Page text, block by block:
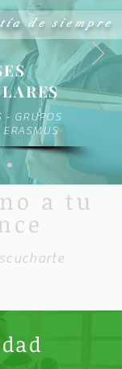
- GRUPOS
ERASMUS
de siempre
a tu